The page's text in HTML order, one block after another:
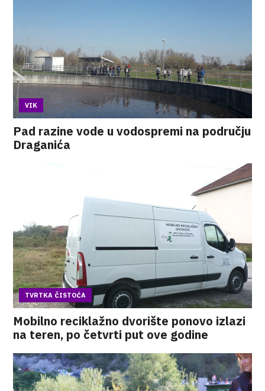
VIK
Pad razine vode u vodospremi na području
Draganića
TVRTKA ČISTOĆA
Mobilno reciklažno dvorište ponovo izlazi
na teren, po četvrti put ove godine